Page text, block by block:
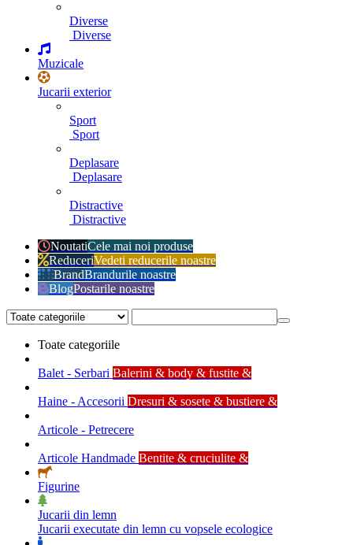
Diverse
Diverse
Muzicale
Jucarii exterior
Sport
Sport
Deplasare
Deplasare
Distractive
Distractive
NoutatiCele mai noi produse
ReduceriVedeti reducerile noastre
BrandBrandurile noastre
BlogPostarile noastre
Toate categoriile
Balet - Serbari Balerini & body & fustite &
Haine - Accesorii Dresuri & sosete & bustiere &
Articole - Petrecere
Articole Handmade Bentite & cruciulite &
Figurine
Jucarii din lemn
Jucarii executate din lemn cu vopsele ecologice